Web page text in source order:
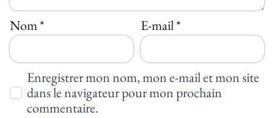
Nom* E-mail*
Enregistrer mon nom, mon e-mail et mon site
dans le navigateur pour mon prochain
commentaire.